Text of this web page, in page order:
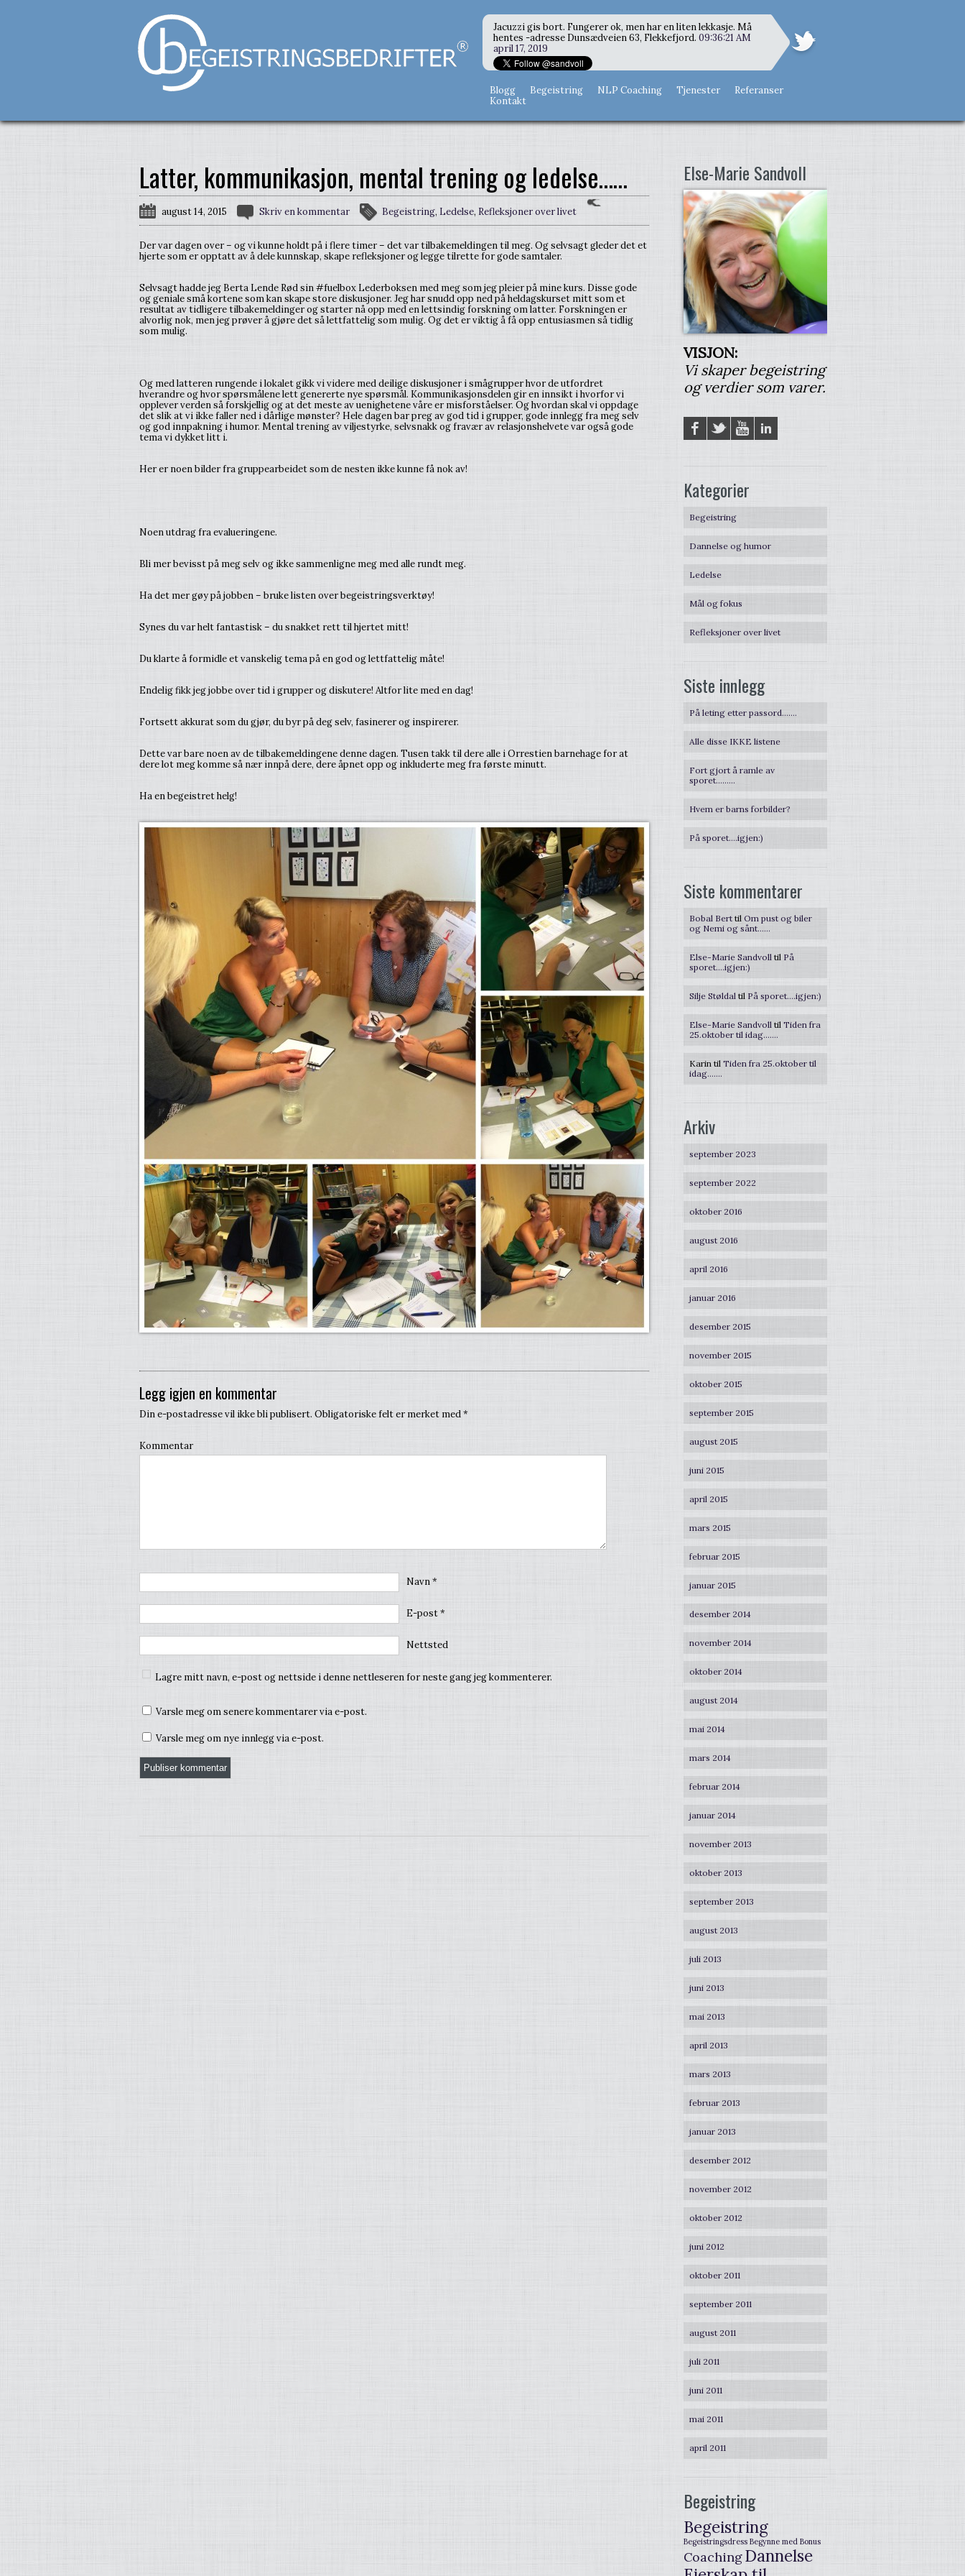
Jacuzzi gis bort. Fungerer ok, men har en liten lekkasje. Må
hentes -adresse Dunsædveien 63, Flekkefjord. 09:36:21 AM
april 17, 2019
Blogg Begeistring NLP Coaching Tjenester
Referanser
Kontakt
Latter, kommunikasjon, mental trening og ledelse……
august 14, 2015 Skriv en kommentar Begeistring, Ledelse, Refleksjoner over livet
Der var dagen over – og vi kunne holdt på i flere timer – det var tilbakemeldingen til meg. Og selvsagt gleder det et
hjerte som er opptatt av å dele kunnskap, skape refleksjoner og legge tilrette for gode samtaler.
Selvsagt hadde jeg Berta Lende Rød sin #fuelbox Lederboksen med meg som jeg pleier på mine kurs. Disse gode
og geniale små kortene som kan skape store diskusjoner. Jeg har snudd opp ned på heldagskurset mitt som et
resultat av tidligere tilbakemeldinger og starter nå opp med en lettsindig forskning om latter. Forskningen er
alvorlig nok, men jeg prøver å gjøre det så lettfattelig som mulig. Og det er viktig å få opp entusiasmen så tidlig
som mulig.
Og med latteren rungende i lokalet gikk vi videre med deilige diskusjoner i smågrupper hvor de utfordret
hverandre og hvor spørsmålene lett genererte nye spørsmål. Kommunikasjonsdelen gir en innsikt i hvorfor vi
opplever verden så forskjellig og at det meste av uenighetene våre er misforståelser. Og hvordan skal vi oppdage
det slik at vi ikke faller ned i dårlige mønster? Hele dagen bar preg av god tid i grupper, gode innlegg fra meg selv
og god innpakning i humor. Mental trening av viljestyrke, selvsnakk og fravær av relasjonshelvete var også gode
tema vi dykket litt i.
Her er noen bilder fra gruppearbeidet som de nesten ikke kunne få nok av!
Noen utdrag fra evalueringene.
Bli mer bevisst på meg selv og ikke sammenligne meg med alle rundt meg.
Ha det mer gøy på jobben – bruke listen over begeistringsverktøy!
Synes du var helt fantastisk – du snakket rett til hjertet mitt!
Du klarte å formidle et vanskelig tema på en god og lettfattelig måte!
Endelig fikk jeg jobbe over tid i grupper og diskutere! Altfor lite med en dag!
Fortsett akkurat som du gjør, du byr på deg selv, fasinerer og inspirerer.
Dette var bare noen av de tilbakemeldingene denne dagen. Tusen takk til dere alle i Orrestien barnehage for at
dere lot meg komme så nær innpå dere, dere åpnet opp og inkluderte meg fra første minutt.
Ha en begeistret helg!
Legg igjen en kommentar
Din e-postadresse vil ikke bli publisert. Obligatoriske felt er merket med*
Kommentar
Navn*
E-post*
Nettsted
Lagre mitt navn, e-post og nettside i denne nettleseren for neste gang jeg kommenterer.
Varsle meg om senere kommentarer via e-post.
Varsle meg om nye innlegg via e-post.
Else-Marie Sandvoll
VISJON:
Vi skaper begeistring
og verdier som varer.
FacebookTwitter YouTube
Kategorier
Begeistring
Dannelse og humor
Ledelse
Mål og fokus
Refleksjoner over livet
Siste innlegg
På leting etter passord…….
Alle disse IKKE listene
Fort gjort å ramle av
sporet………
Hvem er barns forbilder?
På sporet….igjen:)
Siste kommentarer
Bobal Bert til Om pust og biler
og Nemi og sånt……
Else-Marie Sandvoll til På
sporet….igjen:)
Silje Støldal til På sporet….igjen:)
Else-Marie Sandvoll til Tiden fra
25.oktober til idag…….
Karin til Tiden fra 25.oktober til
idag…….
Arkiv
september 2023
september 2022
oktober 2016
august 2016
april 2016
januar 2016
desember 2015
november 2015
oktober 2015
september 2015
august 2015
juni 2015
april 2015
mars 2015
februar 2015
januar 2015
desember 2014
november 2014
oktober 2014
august 2014
mai 2014
mars 2014
februar 2014
januar 2014
november 2013
oktober 2013
september 2013
august 2013
juli 2013
juni 2013
mai 2013
april 2013
mars 2013
februar 2013
januar 2013
desember 2012
november 2012
oktober 2012
juni 2012
oktober 2011
september 2011
august 2011
juli 2011
juni 2011
mai 2011
april 2011
Begeistring
Begeistring
Begeistringsdress Begynne med Bonus
CoachingDannelse